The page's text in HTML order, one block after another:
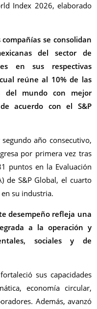
Index 2026, elaborado
se consolidan
del sector de
en sus respectivas
reúne al 10% de las
del mundo con mejor
acuerdo con el S&P
año consecutivo,
por primera vez tras
puntos en la Evaluación
de S&P Global, el cuarto
su industria.
desempeño refleja una
a la operación y
sociales y de
sus capacidades
economía circular,
Además, avanzó